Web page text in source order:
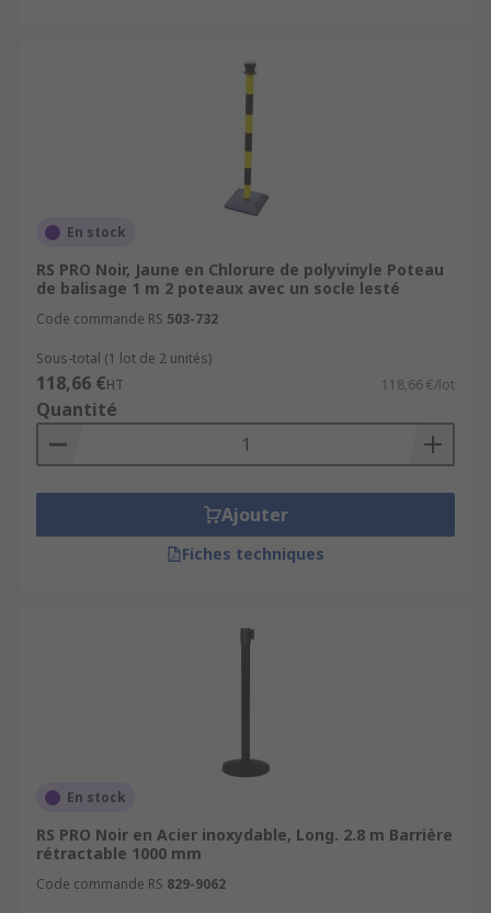
En stock
RS PRO Noir, Jaune en Chlorure de polyvinyle Poteau
de balisage 1 m 2 poteaux avec un socle lesté
Code commande RS 503-732
Sous-total (1 lot de 2 unités)
118,66 €HT 118,66 €/lot
Quantité
Ajouter
Fiches techniques
En stock
RS PRO Noir en Acier inoxydable, Long. 2.8 m Barrière
rétractable 1000 mm
Code commande RS 829-9062